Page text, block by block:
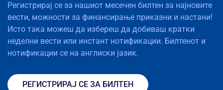
Регистрирај се за нашиот месечен билтен за најновите
вести, можности за финансирање приказни и настани!
Исто така можеш да избереш да добиваш кратки
неделни вести или инстант нотификации. Билтенот и
нотификации се на англиски јазик.
РЕГИСТРИРАЈ СЕ ЗА БИЛТЕН